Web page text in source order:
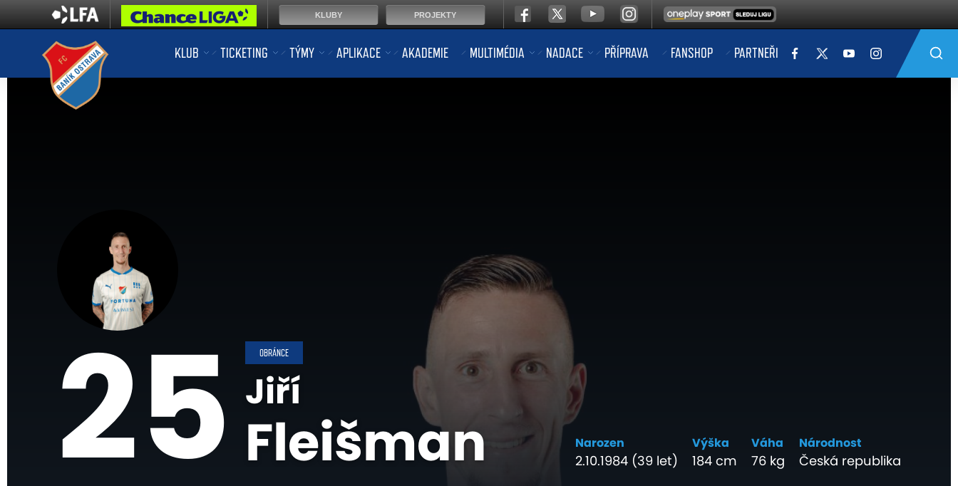
KLUB TICKETING TÝMY APLIKACE AKADEMIE MULTIMÉDIA NADACE PŘÍPRAVA FANSHOP PARTNEŘI
25 OBRÁNCE
Jiří
Fleišman Narozen
2.10.1984 (39 let)
Výška
184 cm
Váha
76 kg
Národnost
Česká republika
KLUBY PROJEKTY